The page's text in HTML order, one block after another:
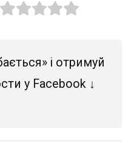
і отримуй
у Facebook ↓